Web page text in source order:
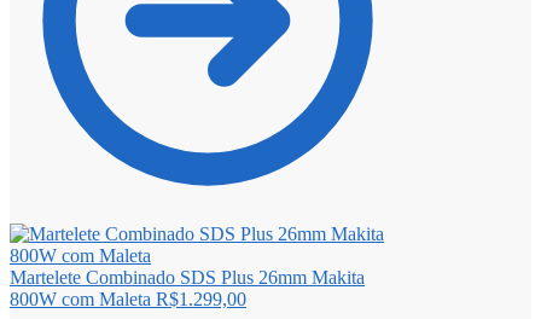
Martelete Combinado SDS Plus 26mm Makita
800W com Maleta R$1.299,00